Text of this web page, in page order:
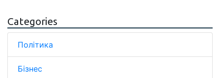
Categories
Політика
Бізнес